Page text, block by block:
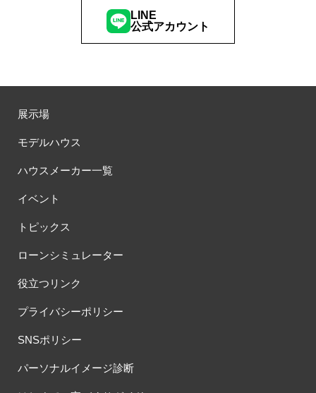
LINE
公式アカウント
展示場
モデルハウス
ハウスメーカー一覧
イベント
トピックス
ローンシミュレーター
役立つリンク
プライバシーポリシー
SNSポリシー
パーソナルイメージ診断